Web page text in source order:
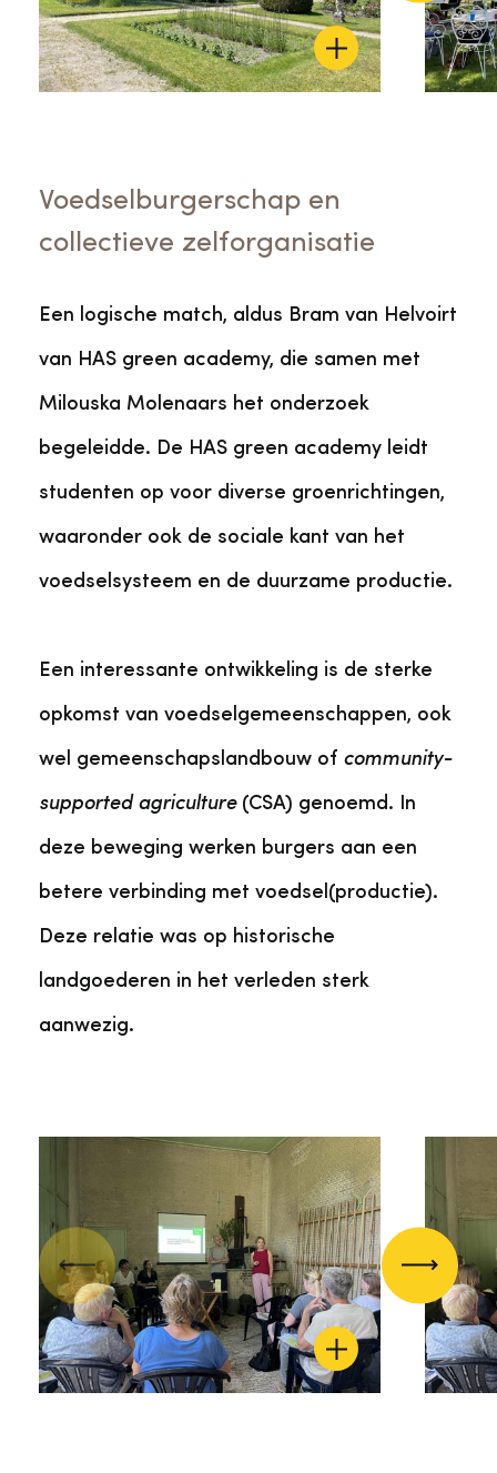
Voedselburgerschap en
collectieve zelforganisatie
Een logische match, aldus Bram van Helvoirt
van HAS green academy, die samen met
Milouska Molenaars het onderzoek
begeleidde. De HAS green academy leidt
studenten op voor diverse groenrichtingen,
waaronder ook de sociale kant van het
voedselsysteem en de duurzame productie.
Een interessante ontwikkeling is de sterke
opkomst van voedselgemeenschappen, ook
wel gemeenschapslandbouw of community-
supported agriculture(CSA) genoemd. In
deze beweging werken burgers aan een
betere verbinding met voedsel(productie).
Deze relatie was op historische
landgoederen in het verleden sterk
aanwezig.
Vorige